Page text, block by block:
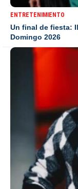
ENTRETENIMIENTO
Un final de fiesta:
Domingo 2026